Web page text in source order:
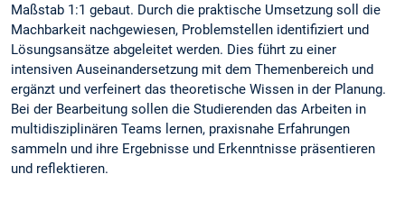
Maßstab 1:1 gebaut. Durch die praktische Umsetzung soll die
Machbarkeit nachgewiesen, Problemstellen identifiziert und
Lösungsansätze abgeleitet werden. Dies führt zu einer
intensiven Auseinandersetzung mit dem Themenbereich und
ergänzt und verfeinert das theoretische Wissen in der Planung.
Bei der Bearbeitung sollen die Studierenden das Arbeiten in
multidisziplinären Teams lernen, praxisnahe Erfahrungen
sammeln und ihre Ergebnisse und Erkenntnisse präsentieren
und reflektieren.